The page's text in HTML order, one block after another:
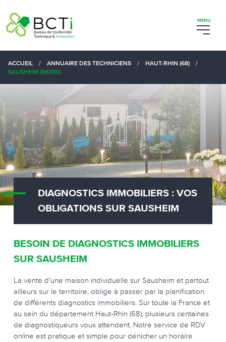
ACCUEIL / ANNUAIRE DES TECHNICIENS / HAUT-RHIN (68)
/
SAUSHEIM (68390)
DIAGNOSTICS IMMOBILIERS : VOS
OBLIGATIONS SUR SAUSHEIM
BESOIN DE DIAGNOSTICS IMMOBILIERS
SUR SAUSHEIM
La vente d’une maison individuelle sur Sausheim et partout
ailleurs sur le territoire, oblige à passer par la planification
de différents diagnostics immobiliers. Sur toute la France et
au sein du département Haut-Rhin (68), plusieurs centaines
de diagnostiqueurs vous attendent. Notre service de RDV
online est pratique et simple pour dénicher un horaire